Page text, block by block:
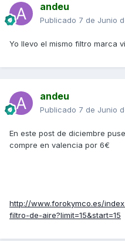
andeu
Publicado 7 de Junio
Yo llevo el mismo filtro marca
andeu
Publicado 7 de Junio
En este post de diciembre
compre en valencia por 6€
http://www.forokymco.es/
filtro-de-aire?limit=15&start=15